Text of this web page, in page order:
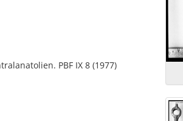
PBF IX 8 (1977)